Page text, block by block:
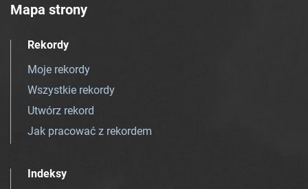
Mapa strony
Rekordy
Moje rekordy
Wszystkie rekordy
Utwórz rekord
Jak pracować z rekordem
Indeksy